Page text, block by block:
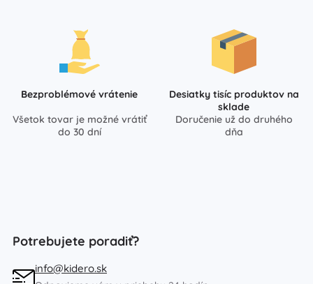
Bezproblémové vrátenie
Všetok tovar je možné vrátiť
do 30 dní
Desiatky tisíc produktov na
sklade
Doručenie už do druhého
dňa
Potrebujete poradiť?
info@kidero.sk